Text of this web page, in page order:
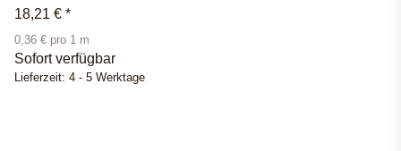
18,21 € *
0,36 € pro 1 m
Sofort verfügbar
Lieferzeit: 4 - 5 Werktage